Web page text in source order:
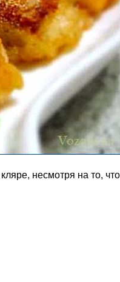
несмотря на то,